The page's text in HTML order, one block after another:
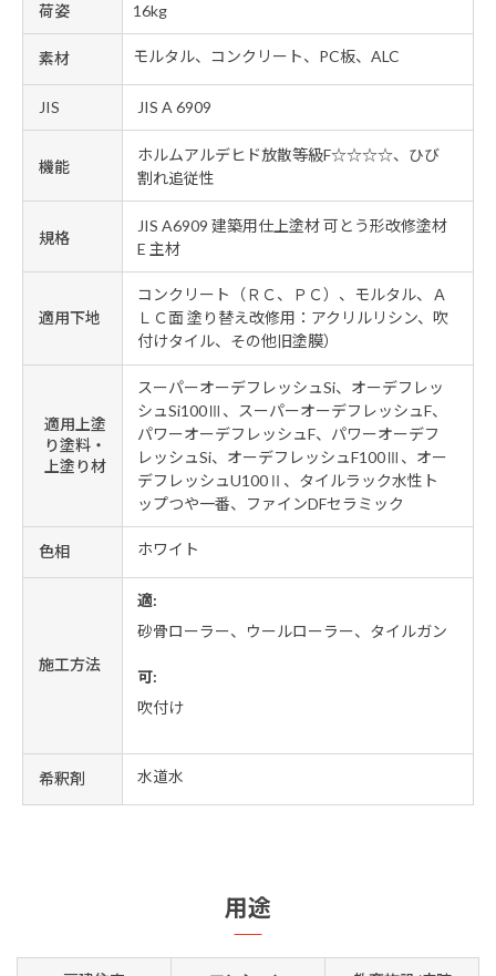
荷姿 16kg
素材 モルタル、コンクリート、PC板、ALC
JIS JIS A 6909
機能
ホルムアルデヒド放散等級F☆☆☆☆、ひび
割れ追従性
規格
JIS A6909 建築用仕上塗材 可とう形改修塗材
E 主材
適用下地
コンクリート（ＲＣ、ＰＣ）、モルタル、Ａ
ＬＣ面 塗り替え改修用：アクリルリシン、吹
付けタイル、その他旧塗膜）
適用上塗
り塗料・
上塗り材
スーパーオーデフレッシュSi、オーデフレッ
シュSi100Ⅲ、スーパーオーデフレッシュF、
パワーオーデフレッシュF、パワーオーデフ
レッシュSi、オーデフレッシュF100Ⅲ、オー
デフレッシュU100Ⅱ、タイルラック水性ト
ップつや一番、ファインDFセラミック
色相 ホワイト
施工方法
適:
砂骨ローラー、ウールローラー、タイルガン
可:
吹付け
希釈剤 水道水
用途